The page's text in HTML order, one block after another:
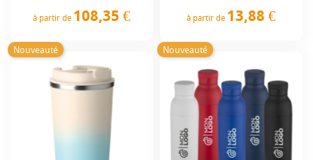
à partir de 108,35 € à partir de 13,88 €
Nouveauté Nouveauté